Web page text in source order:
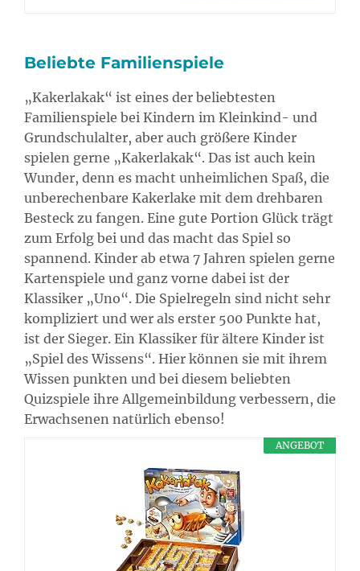
Beliebte Familienspiele
„Kakerlakak“ ist eines der beliebtesten
Familienspiele bei Kindern im Kleinkind- und
Grundschulalter, aber auch größere Kinder
spielen gerne „Kakerlakak“. Das ist auch kein
Wunder, denn es macht unheimlichen Spaß, die
unberechenbare Kakerlake mit dem drehbaren
Besteck zu fangen. Eine gute Portion Glück trägt
zum Erfolg bei und das macht das Spiel so
spannend. Kinder ab etwa 7 Jahren spielen gerne
Kartenspiele und ganz vorne dabei ist der
Klassiker „Uno“. Die Spielregeln sind nicht sehr
kompliziert und wer als erster 500 Punkte hat,
ist der Sieger. Ein Klassiker für ältere Kinder ist
„Spiel des Wissens“. Hier können sie mit ihrem
Wissen punkten und bei diesem beliebten
Quizspiele ihre Allgemeinbildung verbessern, die
Erwachsenen natürlich ebenso!
ANGEBOT